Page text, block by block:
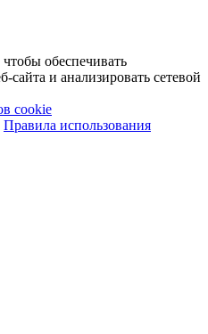
обеспечивать
и анализировать сетевой
cookie
Правила использования